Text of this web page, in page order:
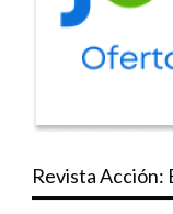
Revista Acción: